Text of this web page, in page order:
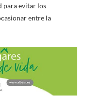
para evitar los
entre la